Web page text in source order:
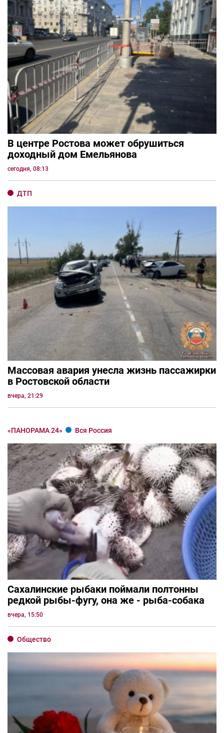
В центре Ростова может обрушиться
доходный дом Емельянова
сегодня, 08:13
ДТП
Массовая авария унесла жизнь пассажирки
в Ростовской области
вчера, 21:29
«ПАНОРАМА 24» Вся Россия
Сахалинские рыбаки поймали полтонны
редкой рыбы-фугу, она же - рыба-собака
вчера, 15:50
Общество